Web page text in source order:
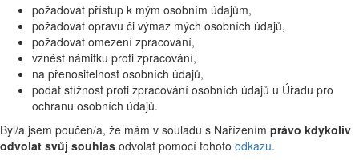
požadovat přístup k mým osobním údajům,
požadovat opravu či výmaz mých osobních údajů,
požadovat omezení zpracování,
vznést námitku proti zpracování,
na přenositelnost osobních údajů,
podat stížnost proti zpracování osobních údajů u Úřadu pro
ochranu osobních údajů.
Byl/a jsem poučen/a, že mám v souladu s Nařízením právo kdykoliv
odvolat svůj souhlas odvolat pomocí tohoto odkazu.